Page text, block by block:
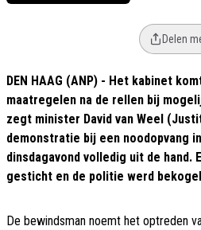
Delen
DEN HAAG (ANP) - Het kabinet
maatregelen na de rellen bij
zegt minister David van Weel
demonstratie bij een noodopvang
dinsdagavond volledig uit de hand.
gesticht en de politie werd
De bewindsman noemt het optreden